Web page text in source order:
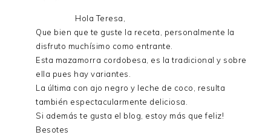
Hola Teresa,
Que bien que te guste la receta, personalmente la
disfruto muchísimo como entrante.
Esta mazamorra cordobesa, es la tradicional y sobre
ella pues hay variantes.
La última con ajo negro y leche de coco, resulta
también espectacularmente deliciosa.
Si además te gusta el blog, estoy más que feliz!
Besotes